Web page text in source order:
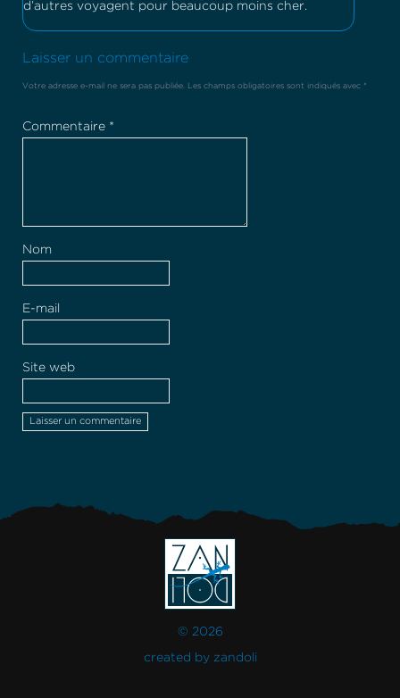
d’autres voyagent pour beaucoup moins cher.
Laisser un commentaire
Votre adresse e-mail ne sera pas publiée. Les champs obligatoires sont indiqués avec *
Commentaire *
Nom
E-mail
Site web
© 2026
created by zandoli